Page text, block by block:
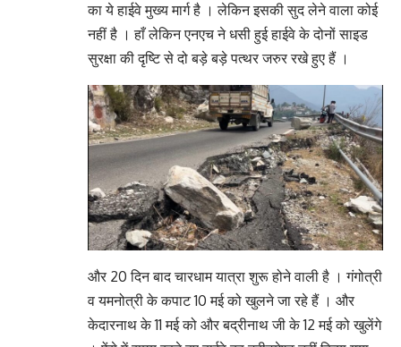
का ये हाईवे मुख्य मार्ग है । लेकिन इसकी सुद लेने वाला कोई
नहीं है । हाँ लेकिन एनएच ने धसी हुई हाईवे के दोनों साइड
सुरक्षा की दृष्टि से दो बड़े बड़े पत्थर जरुर रखे हुए हैं ।
और 20 दिन बाद चारधाम यात्रा शुरू होने वाली है । गंगोत्री
व यमनोत्री के कपाट 10 मई को खुलने जा रहे हैं । और
केदारनाथ के 11 मई को और बद्रीनाथ जी के 12 मई को खुलेंगे